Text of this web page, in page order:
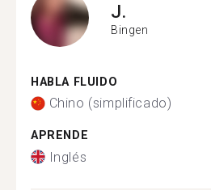
J.
Bingen
HABLA FLUIDO
Chino (simplificado)
APRENDE
Inglés